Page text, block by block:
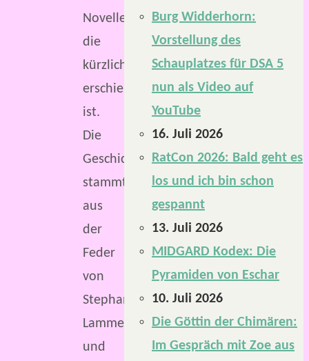
Novelle,
die
kürzlich
erschienen
ist.
Die
Geschichte
stammt
aus
der
Feder
von
Stephanie
Lammers
und
Burg Widderhorn:
Vorstellung des
Schauplatzes für DSA 5
nun als Video auf
YouTube
16. Juli 2026
RatCon 2026: Bald geht es
los und ich bin schon
gespannt
13. Juli 2026
MIDGARD Kodex: Die
Pyramiden von Eschar
10. Juli 2026
Die Göttin der Chimären:
Im Gespräch mit Zoe aus